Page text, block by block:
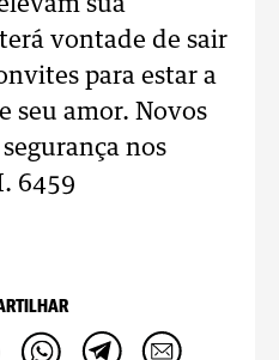
sua
vontade de sair
para estar a
seu amor. Novos
nos
6459